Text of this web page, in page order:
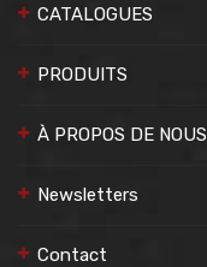
CATALOGUES
PRODUITS
À PROPOS DE NOUS
Newsletters
Contact